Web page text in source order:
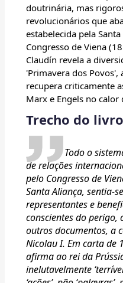
doutrinária, mas
revolucionários que
estabelecida pela
Congresso de Viena
Claudín revela a
'Primavera dos
recupera criticamente
Marx e Engels no
Trecho do livro
Todo o
de relações
pelo Congresso de
Santa Aliança, sentia-
representantes e
conscientes do perigo,
outros documentos, a
Nicolau I. Em carta de
afirma ao rei da
inelutavelmente